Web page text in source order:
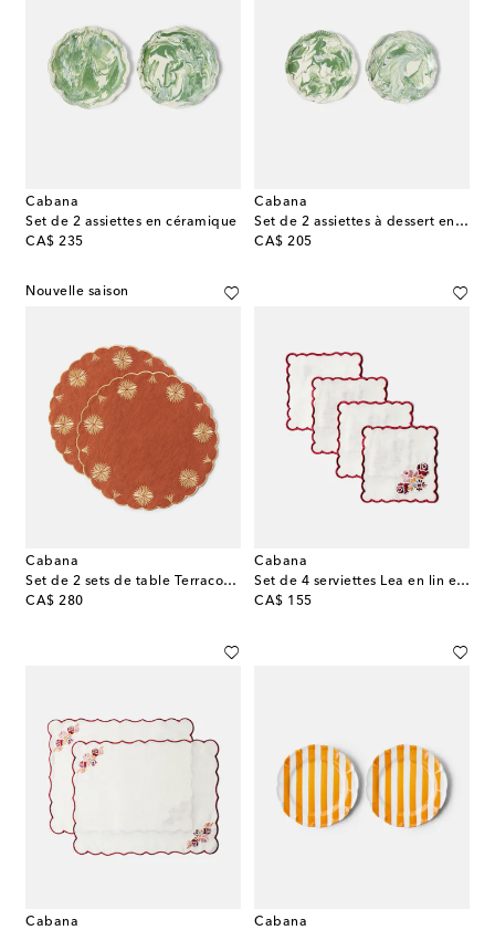
Cabana
Set de 2 assiettes en céramique
CA$ 235
original price
Cabana
Set de 2 assiettes à dessert en céramique
CA$ 205
original price
Nouvelle saison
Cabana
Set de 2 sets de table Terracotta en lin et coton
CA$ 280
original price
Cabana
Set de 4 serviettes Lea en lin et coton
CA$ 155
original price
Cabana
Cabana